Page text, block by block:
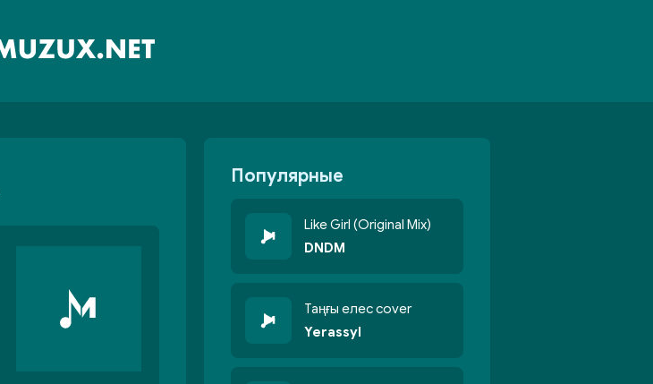
Популярные
Like Girl (Original Mix)
DNDM
Таңғы елес cover
Yerassyl